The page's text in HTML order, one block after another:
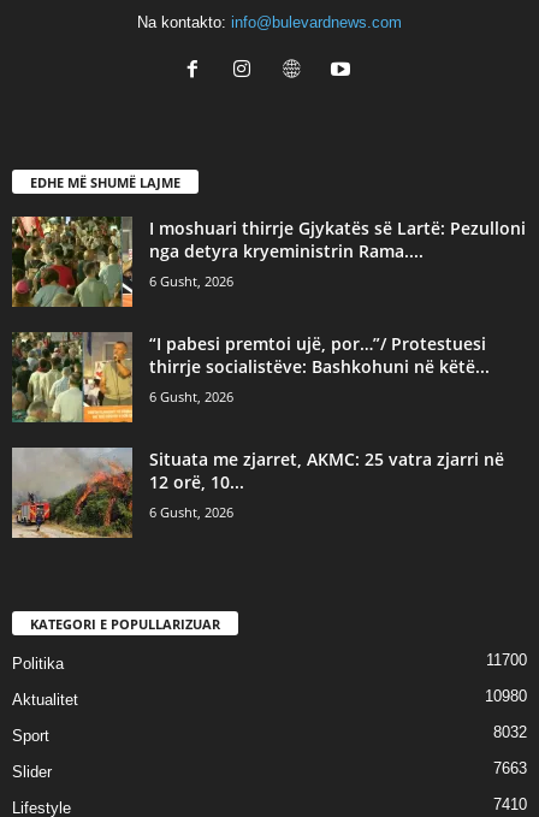
Na kontakto: info@bulevardnews.com
EDHE MË SHUMË LAJME
I moshuari thirrje Gjykatës së Lartë: Pezulloni
nga detyra kryeministrin Rama....
6 Gusht, 2026
“I pabesi premtoi ujë, por…”/ Protestuesi
thirrje socialistëve: Bashkohuni në këtë...
6 Gusht, 2026
Situata me zjarret, AKMC: 25 vatra zjarri në
12 orë, 10...
6 Gusht, 2026
KATEGORI E POPULLARIZUAR
Politika 11700
Aktualitet 10980
Sport 8032
Slider 7663
Lifestyle 7410